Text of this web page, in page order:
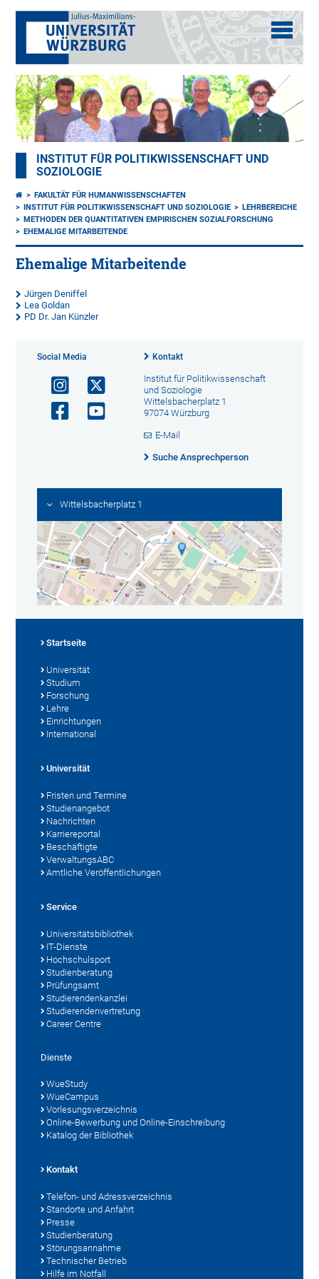
INSTITUT FÜR POLITIKWISSENSCHAFT UND
SOZIOLOGIE
FAKULTÄT FÜR HUMANWISSENSCHAFTEN
INSTITUT FÜR POLITIKWISSENSCHAFT UND SOZIOLOGIE
LEHRBEREICHE
METHODEN DER QUANTITATIVEN EMPIRISCHEN SOZIALFORSCHUNG
EHEMALIGE MITARBEITENDE
Ehemalige Mitarbeitende
Jürgen Deniffel
Lea Goldan
PD Dr. Jan Künzler
Social Media Kontakt
Institut für Politikwissenschaft
und Soziologie
Wittelsbacherplatz 1
97074 Würzburg
E-Mail
Suche Ansprechperson
Wittelsbacherplatz 1
Startseite
Universität
Studium
Forschung
Lehre
Einrichtungen
International
Universität
Fristen und Termine
Studienangebot
Nachrichten
Karriereportal
Beschäftigte
VerwaltungsABC
Amtliche Veröffentlichungen
Service
Universitätsbibliothek
IT-Dienste
Hochschulsport
Studienberatung
Prüfungsamt
Studierendenkanzlei
Studierendenvertretung
Career Centre
Dienste
WueStudy
WueCampus
Vorlesungsverzeichnis
Online-Bewerbung und Online-Einschreibung
Katalog der Bibliothek
Kontakt
Telefon- und Adressverzeichnis
Standorte und Anfahrt
Presse
Studienberatung
Störungsannahme
Technischer Betrieb
Hilfe im Notfall